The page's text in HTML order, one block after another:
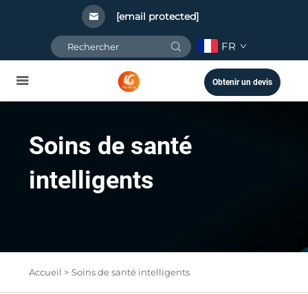
[email protected]
FR
Obtenir un devis
Soins de santé
intelligents
Accueil > Soins de santé intelligents